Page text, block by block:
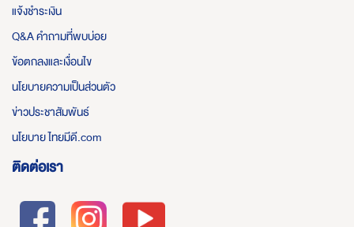
แจ้งชำระเงิน
Q&A คำถามที่พบบ่อย
ข้อตกลงและเงื่อนไข
นโยบายความเป็นส่วนตัว
ข่าวประชาสัมพันธ์
นโยบาย ไทยมีดี.com
ติดต่อเรา